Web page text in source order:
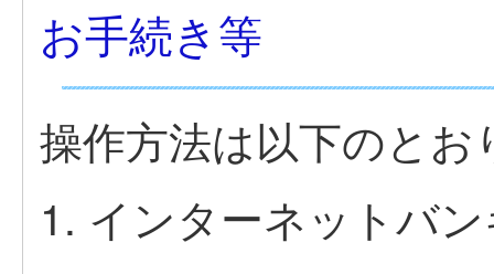
お手続き等
操作方法は以下のとお
1. インターネットバ